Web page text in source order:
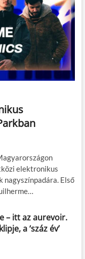
elektronikus
nagyszínpadára. Első
– itt az aurevoir.
a ‘száz év’